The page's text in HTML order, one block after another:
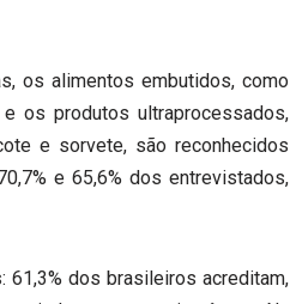
os alimentos embutidos, como
os produtos ultraprocessados,
e sorvete, são reconhecidos
e 65,6% dos entrevistados,
61,3% dos brasileiros acreditam,